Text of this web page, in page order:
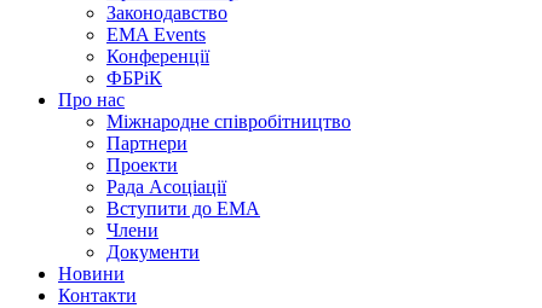
Законодавство
EMA Events
Конференції
ФБРіК
Про нас
Міжнародне співробітництво
Партнери
Проекти
Рада Асоціації
Вступити до ЕМА
Члени
Документи
Новини
Контакти